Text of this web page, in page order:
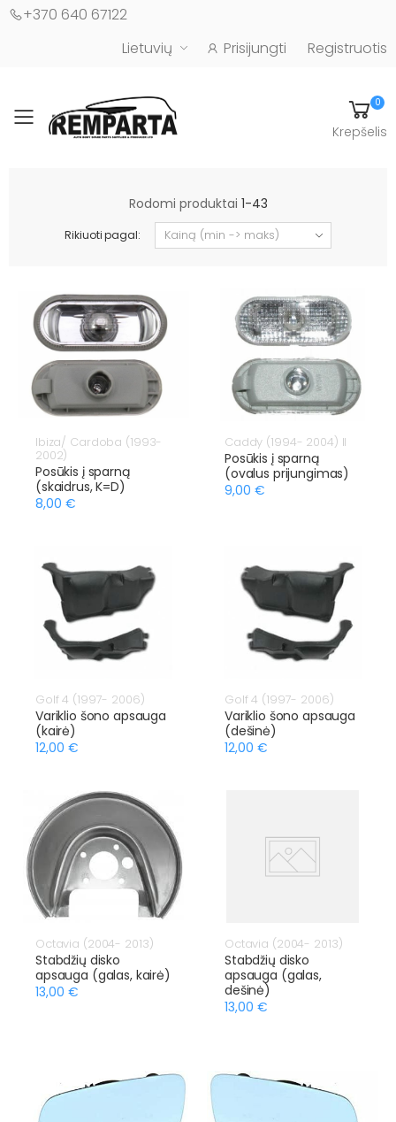
+370 640 67122
Lietuvių
Prisijungti Registruotis
Toggle mobile menu
0
Krepšelis
Rodomi produktai 1-43
Rikiuoti pagal:
Ibiza/ Cardoba (1993-
2002)
Posūkis į sparną
(skaidrus, K=D)
8,00 €
Caddy (1994- 2004) II
Posūkis į sparną
(ovalus prijungimas)
9,00 €
Golf 4 (1997- 2006)
Variklio šono apsauga
(kairė)
12,00 €
Golf 4 (1997- 2006)
Variklio šono apsauga
(dešinė)
12,00 €
Octavia (2004- 2013)
Stabdžių disko
apsauga (galas, kairė)
13,00 €
Octavia (2004- 2013)
Stabdžių disko
apsauga (galas,
dešinė)
13,00 €